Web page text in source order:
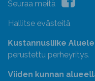
Seuraa meitä
Hallitse evästeitä
Kustannusliike
perustettu perheyritys.
Viiden kunnan